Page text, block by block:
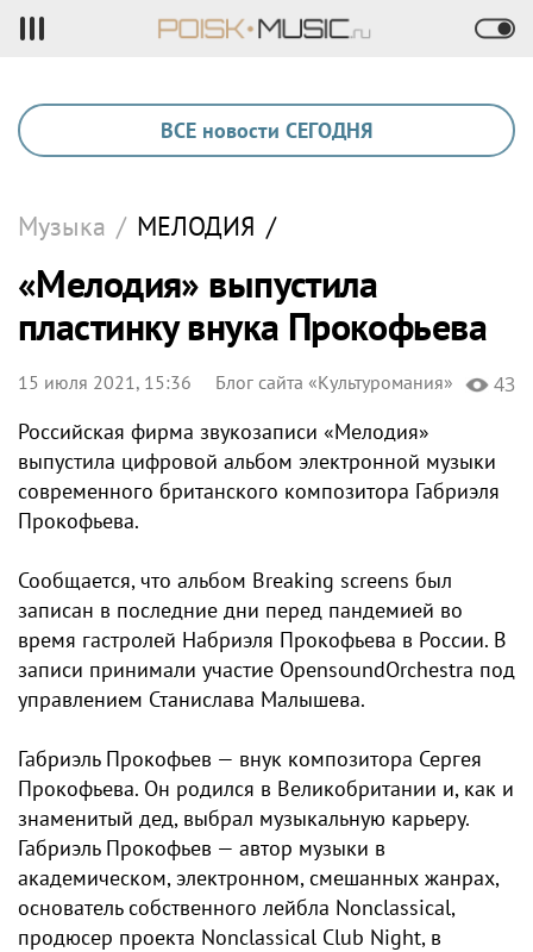
ВСЕ новости СЕГОДНЯ
Музыка / МЕЛОДИЯ /
«Мелодия» выпустила
пластинку внука Прокофьева
15 июля 2021, 15:36 Блог сайта «Культуромания» 43
Российская фирма звукозаписи «Мелодия»
выпустила цифровой альбом электронной музыки
современного британского композитора Габриэля
Прокофьева.
Сообщается, что альбом Breaking screens был
записан в последние дни перед пандемией во
время гастролей Набриэля Прокофьева в России. В
записи принимали участие OpensoundOrchestra под
управлением Станислава Малышева.
Габриэль Прокофьев — внук композитора Сергея
Прокофьева. Он родился в Великобритании и, как и
знаменитый дед, выбрал музыкальную карьеру.
Габриэль Прокофьев — автор музыки в
академическом, электронном, смешанных жанрах,
основатель собственного лейбла Nonclassical,
продюсер проекта Nonclassical Club Night, в